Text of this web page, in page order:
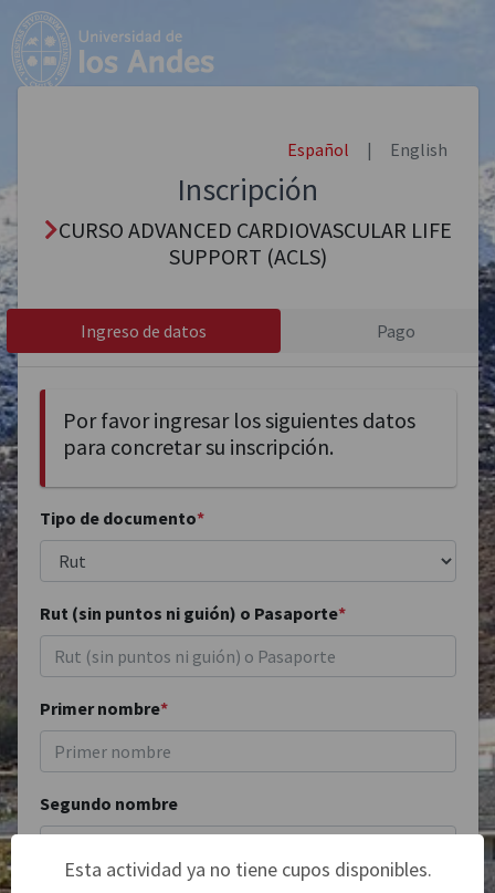
Español | English
Inscripción
CURSO ADVANCED CARDIOVASCULAR LIFE
SUPPORT (ACLS)
Ingreso de datos Pago
Por favor ingresar los siguientes datos
para concretar su inscripción.
Tipo de documento*
Rut (sin puntos ni guión) o Pasaporte*
Primer nombre*
Segundo nombre
Esta actividad ya no tiene cupos disponibles.